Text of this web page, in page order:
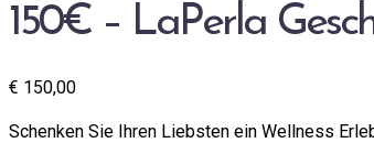
150€ – LaPerla
€ 150,00
Schenken Sie Ihren Liebsten ein Wellness